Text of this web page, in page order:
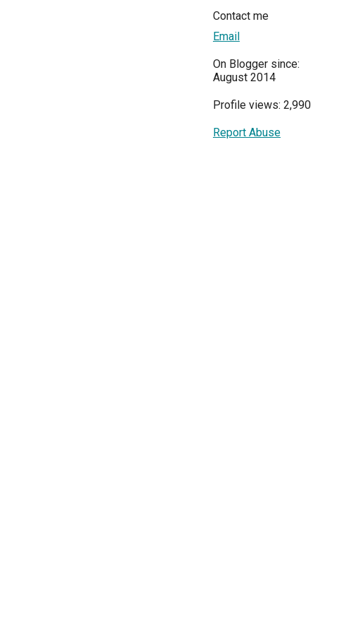
Contact me
Email
On Blogger since:
August 2014
Profile views: 2,990
Report Abuse